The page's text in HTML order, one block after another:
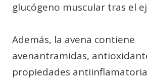
glucógeno muscular tras el
Además, la avena contiene
avenantramidas,
propiedades